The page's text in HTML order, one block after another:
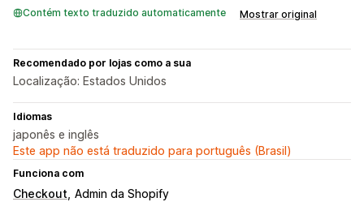
Contém texto traduzido automaticamente Mostrar original
Recomendado por lojas como a sua
Localização: Estados Unidos
Idiomas
japonês e inglês
Este app não está traduzido para português (Brasil)
Funciona com
Checkout Admin da Shopify